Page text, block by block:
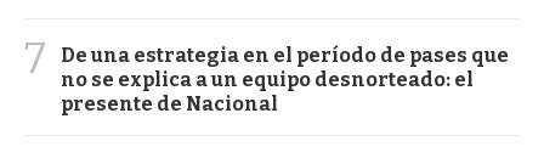
7
De una estrategia en el período de pases que
no se explica a un equipo desnorteado: el
presente de Nacional